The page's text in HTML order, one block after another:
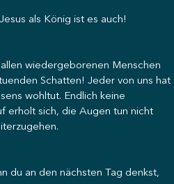
als König ist es auch!
wiedergeborenen Menschen
Schatten! Jeder von uns hat
wohltut. Endlich keine
erholt sich, die Augen tun nicht
du an den nächsten Tag denkst,